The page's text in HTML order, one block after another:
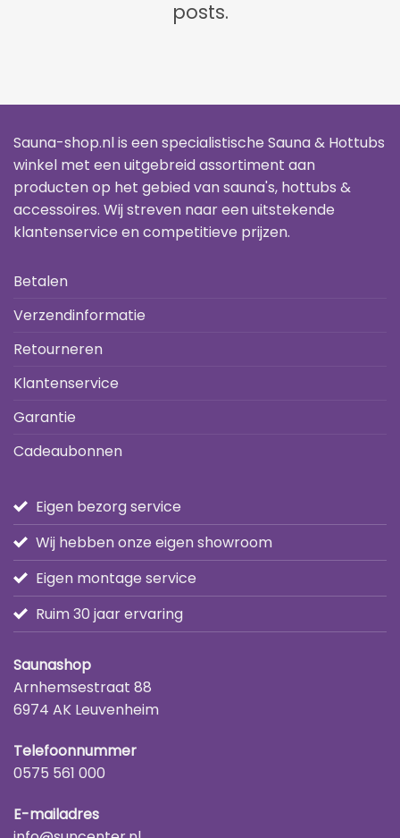
posts.
Sauna-shop.nl is een specialistische Sauna & Hottubs
winkel met een uitgebreid assortiment aan
producten op het gebied van sauna's, hottubs &
accessoires. Wij streven naar een uitstekende
klantenservice en competitieve prijzen.
Betalen
Verzendinformatie
Retourneren
Klantenservice
Garantie
Cadeaubonnen
Eigen bezorg service
Wij hebben onze eigen showroom
Eigen montage service
Ruim 30 jaar ervaring
Saunashop
Arnhemsestraat 88
6974 AK Leuvenheim
Telefoonnummer
0575 561 000
E-mailadres